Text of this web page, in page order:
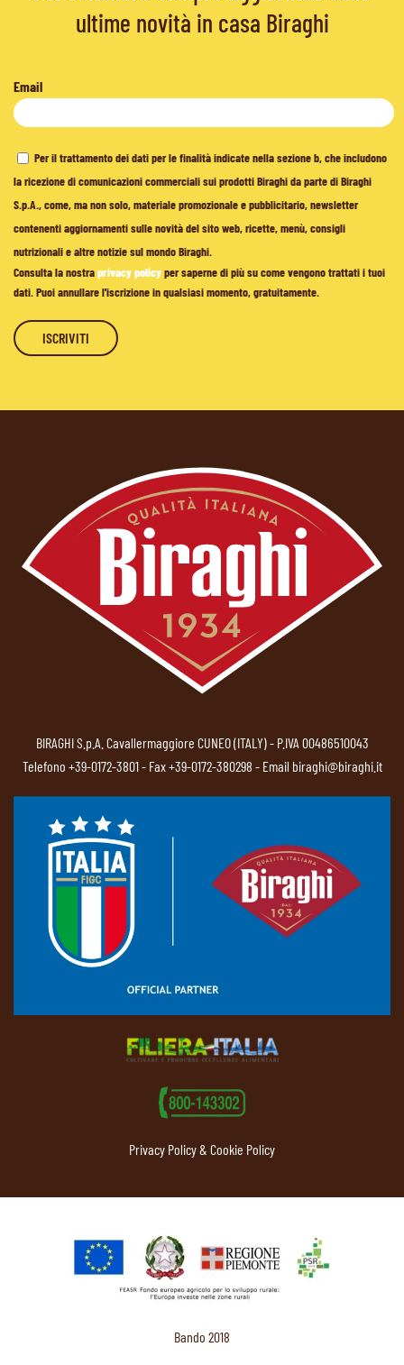
ultime novità in casa Biraghi
Email
Per il trattamento dei dati per le finalità indicate nella sezione b, che includono
la ricezione di comunicazioni commerciali sui prodotti Biraghi da parte di Biraghi
S.p.A., come, ma non solo, materiale promozionale e pubblicitario, newsletter
contenenti aggiornamenti sulle novità del sito web, ricette, menù, consigli
nutrizionali e altre notizie sul mondo Biraghi.
Consulta la nostraprivacy policyper saperne di più su come vengono trattati i tuoi
dati. Puoi annullare l'iscrizione in qualsiasi momento, gratuitamente.
BIRAGHI S.p.A. Cavallermaggiore CUNEO (ITALY) - P.IVA 00486510043
Telefono +39-0172-3801- Fax +39-0172-380298 - Email biraghi@biraghi.it
Privacy Policy & Cookie Policy
Bando 2018